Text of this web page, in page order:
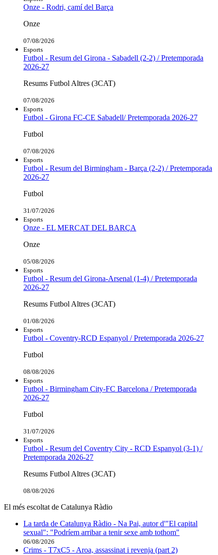
Onze - Rodri, camí del Barça
Onze
07/08/2026
Esports
Futbol - Resum del Girona - Sabadell (2-2) / Pretemporada
2026-27
Resums Futbol Altres (3CAT)
07/08/2026
Esports
Futbol - Girona FC-CE Sabadell/ Pretemporada 2026-27
Futbol
07/08/2026
Esports
Futbol - Resum del Birmingham - Barça (2-2) / Pretemporada
2026-27
Futbol
31/07/2026
Esports
Onze - EL MERCAT DEL BARÇA
Onze
05/08/2026
Esports
Futbol - Resum del Girona-Arsenal (1-4) / Pretemporada
2026-27
Resums Futbol Altres (3CAT)
01/08/2026
Esports
Futbol - Coventry-RCD Espanyol / Pretemporada 2026-27
Futbol
08/08/2026
Esports
Futbol - Birmingham City-FC Barcelona / Pretemporada
2026-27
Futbol
31/07/2026
Esports
Futbol - Resum del Coventry City - RCD Espanyol (3-1) /
Pretemporada 2026-27
Resums Futbol Altres (3CAT)
08/08/2026
El més escoltat de Catalunya Ràdio
La tarda de Catalunya Ràdio - Na Pai, autor d'"El capital
sexual": "Podríem arribar a tenir sexe amb tothom"
06/08/2026
Crims - T7xC5 - Aroa, assassinat i revenja (part 2)